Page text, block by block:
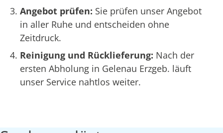
Angebot prüfen: Sie prüfen unser Angebot
in aller Ruhe und entscheiden ohne
Zeitdruck.
Reinigung und Rücklieferung: Nach der
ersten Abholung in Gelenau Erzgeb. läuft
unser Service nahtlos weiter.